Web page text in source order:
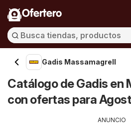
Ofertero
Gadis Massamagrell
Catálogo de Gadis en
con ofertas para
ANUNCIO